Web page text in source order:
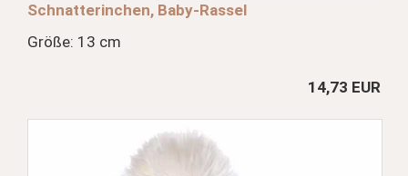
Schnatterinchen, Baby-Rassel
Größe: 13 cm
14,73 EUR